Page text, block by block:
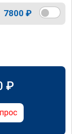
7800 ₽
₽